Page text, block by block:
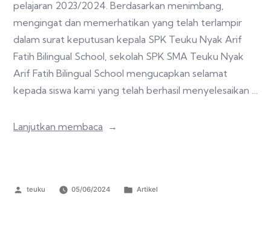
pelajaran 2023/2024. Berdasarkan menimbang,
mengingat dan memerhatikan yang telah terlampir
dalam surat keputusan kepala SPK Teuku Nyak Arif
Fatih Bilingual School, sekolah SPK SMA Teuku Nyak
Arif Fatih Bilingual School mengucapkan selamat
kepada siswa kami yang telah berhasil menyelesaikan …
Lanjutkan membaca
teuku 05/06/2024 Artikel